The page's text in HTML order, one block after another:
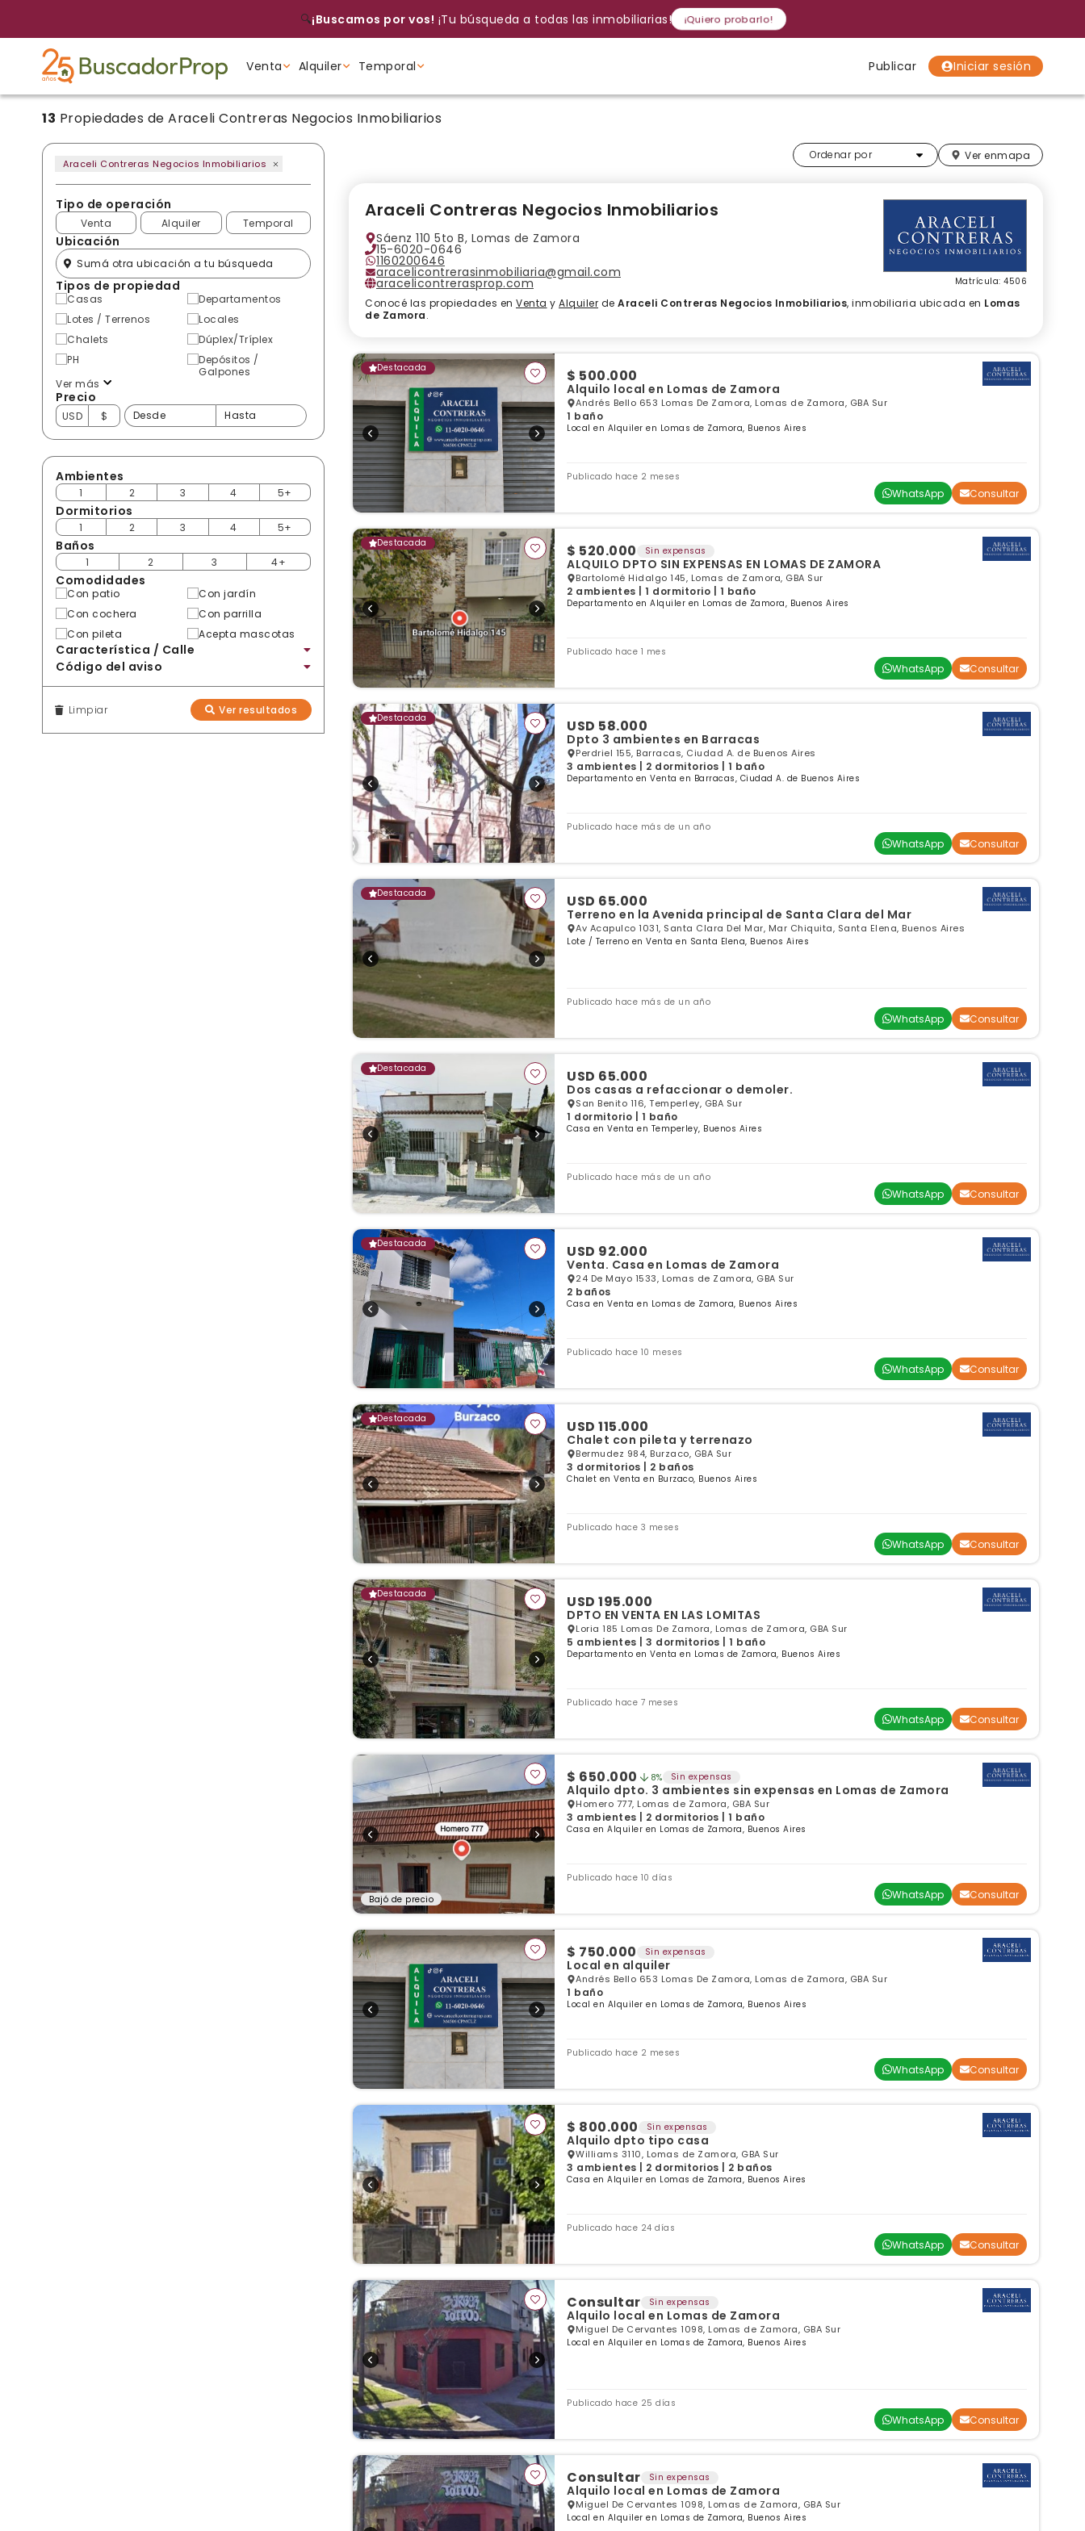
🔍¡Buscamos por vos! ¡Tu búsqueda a todas las inmobiliarias! ¡Quiero probarlo!
Venta
Tipo de propiedad
Alquiler
Tipo de propiedad
Temporal
Tipo de propiedad
Publicar Iniciar sesión
Cancelar Si, eliminar
Gracias
13 Propiedades de Araceli Contreras Negocios Inmobiliarios
Araceli Contreras Negocios Inmobiliarios
Tipo de operación
Venta Alquiler Temporal
Ubicación
Tipos de propiedad
Casas
Departamentos
Lotes / Terrenos
Locales
Chalets
Dúplex/Tríplex
PH
Depósitos /
Galpones
Ver más
Precio
USD $
Ambientes
1 2 3 4 5+
Dormitorios
1 2 3 4 5+
Baños
1 2 3 4+
Comodidades
Con patio
Con jardín
Con cochera
Con parrilla
Con pileta
Acepta mascotas
Característica / Calle
Código del aviso
Limpiar Ver resultados
Ordenar por
Más relevantes Ver enmapa
Araceli Contreras Negocios Inmobiliarios
Sáenz 110 5to B, Lomas de Zamora
15-6020-0646
1160200646
aracelicontrerasinmobiliaria@gmail.com
aracelicontrerasprop.com Matrícula: 4506
Conocé las propiedades en Venta y Alquiler de Araceli Contreras Negocios Inmobiliarios, inmobiliaria ubicada en Lomas
de Zamora.
Destacada $ 500.000
Alquilo local en Lomas de Zamora
Andrés Bello 653 Lomas De Zamora, Lomas de Zamora, GBA Sur
1 baño
Local en Alquiler en Lomas de Zamora, Buenos Aires
Publicado hace 2 meses
WhatsApp Consultar
Destacada $ 520.000 Sin expensas
ALQUILO DPTO SIN EXPENSAS EN LOMAS DE ZAMORA
Bartolomé Hidalgo 145, Lomas de Zamora, GBA Sur
2 ambientes | 1 dormitorio | 1 baño
Departamento en Alquiler en Lomas de Zamora, Buenos Aires
Publicado hace 1 mes
WhatsApp Consultar
Destacada USD 58.000
Dpto 3 ambientes en Barracas
Perdriel 155, Barracas, Ciudad A. de Buenos Aires
3 ambientes | 2 dormitorios | 1 baño
Departamento en Venta en Barracas, Ciudad A. de Buenos Aires
Publicado hace más de un año
WhatsApp Consultar
Destacada USD 65.000
Terreno en la Avenida principal de Santa Clara del Mar
Av Acapulco 1031, Santa Clara Del Mar, Mar Chiquita, Santa Elena, Buenos Aires
Lote / Terreno en Venta en Santa Elena, Buenos Aires
Publicado hace más de un año
WhatsApp Consultar
Destacada USD 65.000
Dos casas a refaccionar o demoler.
San Benito 116, Temperley, GBA Sur
1 dormitorio | 1 baño
Casa en Venta en Temperley, Buenos Aires
Publicado hace más de un año
WhatsApp Consultar
Destacada USD 92.000
Venta. Casa en Lomas de Zamora
24 De Mayo 1533, Lomas de Zamora, GBA Sur
2 baños
Casa en Venta en Lomas de Zamora, Buenos Aires
Publicado hace 10 meses
WhatsApp Consultar
Destacada USD 115.000
Chalet con pileta y terrenazo
Bermudez 984, Burzaco, GBA Sur
3 dormitorios | 2 baños
Chalet en Venta en Burzaco, Buenos Aires
Publicado hace 3 meses
WhatsApp Consultar
Destacada USD 195.000
DPTO EN VENTA EN LAS LOMITAS
Loria 185 Lomas De Zamora, Lomas de Zamora, GBA Sur
5 ambientes | 3 dormitorios | 1 baño
Departamento en Venta en Lomas de Zamora, Buenos Aires
Publicado hace 7 meses
WhatsApp Consultar
Bajó de precio
$ 650.000 8% Sin expensas
Alquilo dpto. 3 ambientes sin expensas en Lomas de Zamora
Homero 777, Lomas de Zamora, GBA Sur
3 ambientes | 2 dormitorios | 1 baño
Casa en Alquiler en Lomas de Zamora, Buenos Aires
Publicado hace 10 días
WhatsApp Consultar
$ 750.000 Sin expensas
Local en alquiler
Andrés Bello 653 Lomas De Zamora, Lomas de Zamora, GBA Sur
1 baño
Local en Alquiler en Lomas de Zamora, Buenos Aires
Publicado hace 2 meses
WhatsApp Consultar
$ 800.000 Sin expensas
Alquilo dpto tipo casa
Williams 3110, Lomas de Zamora, GBA Sur
3 ambientes | 2 dormitorios | 2 baños
Casa en Alquiler en Lomas de Zamora, Buenos Aires
Publicado hace 24 días
WhatsApp Consultar
Consultar Sin expensas
Alquilo local en Lomas de Zamora
Miguel De Cervantes 1098, Lomas de Zamora, GBA Sur
Local en Alquiler en Lomas de Zamora, Buenos Aires
Publicado hace 25 días
WhatsApp Consultar
Consultar Sin expensas
Alquilo local en Lomas de Zamora
Miguel De Cervantes 1098, Lomas de Zamora, GBA Sur
Local en Alquiler en Lomas de Zamora, Buenos Aires